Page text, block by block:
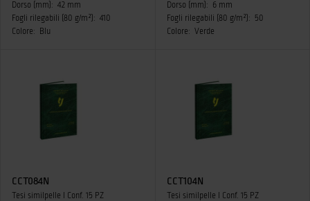
Dorso (mm): 42 mm
Fogli rilegabili (80 g/m²): 410
Colore:
Blu
Dorso (mm):
6 mm
Fogli rilegabili (80 g/m²):
50
Colore: Verde
CCT084N
Tesi similpelle I Conf. 15 PZ
CCT104N
Tesi similpelle I Conf. 15 PZ